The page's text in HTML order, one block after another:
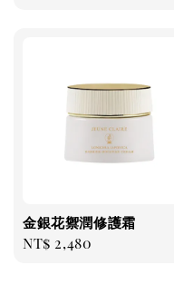
金銀花禦潤修護霜
Regular
NT$ 2,480